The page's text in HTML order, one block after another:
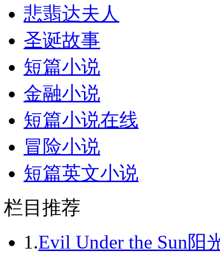
悲翡达夫人
圣诞故事
短篇小说
金融小说
短篇小说在线
冒险小说
短篇英文小说
栏目推荐
1.Evil Under the Sun阳